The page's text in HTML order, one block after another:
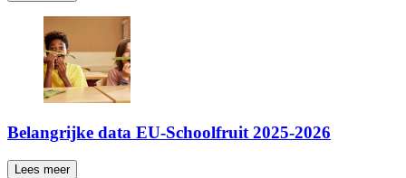
Belangrijke data EU-Schoolfruit 2025-2026
Lees meer